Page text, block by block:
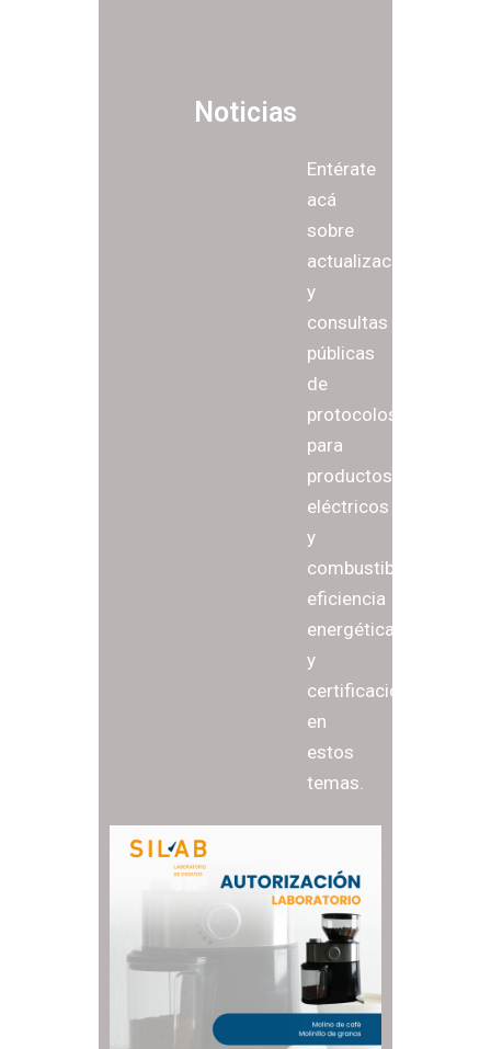
Noticias
Entérate
acá
sobre
actualizaciones
y
consultas
públicas
de
protocolos
para
productos
eléctricos
y
combustible,
eficiencia
energética
y
certificaciones
en
estos
temas.